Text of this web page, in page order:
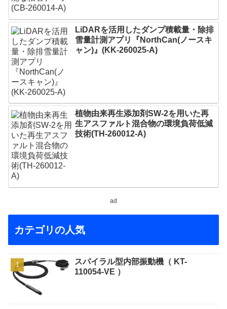
LiDARを活用したダンプ積載量・除排
雪量計測アプリ『NorthCan(ノースキ
ャン)』(KK-260025-A)
植物由来再生添加剤SW-2を用いた再
生アスファルト混合物の環境負荷低減
技術(TH-260012-A)
ad
カテゴリの人気
スパイラル型内部振動機（ KT-
110054-VE ）